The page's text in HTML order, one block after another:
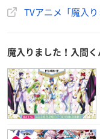
TVアニメ「魔入り
魔入りました！入間